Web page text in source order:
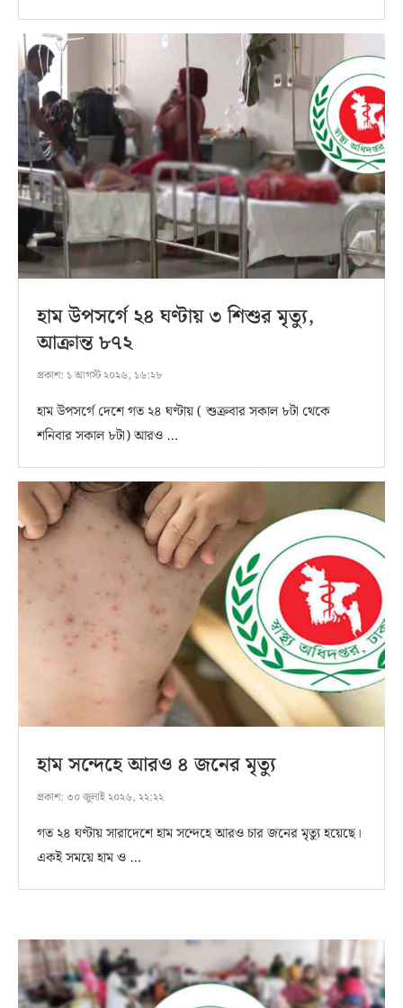
হাম উপসর্গে ২৪ ঘণ্টায় ৩ শিশুর মৃত্যু,
আক্রান্ত ৮৭২
প্রকাশ: ১ আগস্ট ২০২৬, ১৬:২৮
হাম উপসর্গে দেশে গত ২৪ ঘণ্টায় ( শুক্রবার সকাল ৮টা থেকে
শনিবার সকাল ৮টা) আরও …
হাম সন্দেহে আরও ৪ জনের মৃত্যু
প্রকাশ: ৩০ জুলাই ২০২৬, ২২:২২
গত ২৪ ঘণ্টায় সারাদেশে হাম সন্দেহে আরও চার জনের মৃত্যু হয়েছে।
একই সময়ে হাম ও …